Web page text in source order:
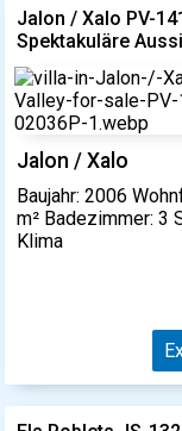
Jalon / Xalo PV-
Spektakuläre
Jalon / Xalo
Baujahr: 2006
m² Badezimmer: 3
Klima